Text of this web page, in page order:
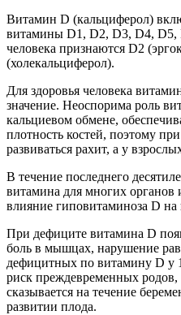
Витамин D (кальциферол)
витамины D1, D2, D3, D4, D5,
человека признаются D2
(холекальциферол).
Для здоровья человека
значение. Неоспорима роль
кальциевом обмене,
плотность костей, поэтому
развиваться рахит, а у
В течение последнего
витамина для многих органов
влияние гиповитаминоза D
При дефиците витамина D
боль в мышцах, нарушение
дефицитных по витамину D у
риск преждевременных родов,
сказывается на течение
развитии плода.